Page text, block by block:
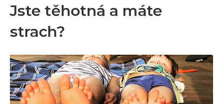
Jste těhotná a máte
strach?